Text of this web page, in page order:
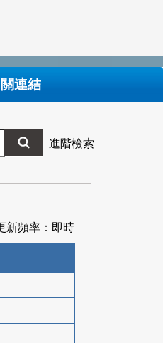
連結
進階檢索
新頻率：即時